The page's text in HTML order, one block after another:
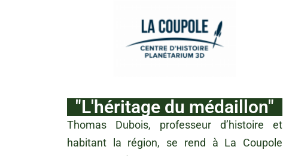
"L'héritage du médaillon"
Thomas Dubois, professeur d’histoire et
habitant la région, se rend à La Coupole